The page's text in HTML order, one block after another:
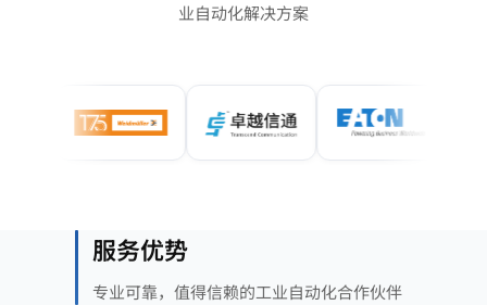
业自动化解决方案
服务优势
专业可靠，值得信赖的工业自动化合作伙伴